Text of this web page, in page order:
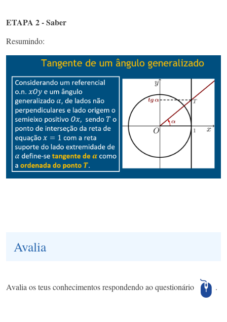
ETAPA 2 - Saber
Resumindo:
Avalia
Avalia os teus conhecimentos respondendo ao questionário .